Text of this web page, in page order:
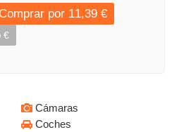
Comprar por 11,39 €
€
Cámaras
Coches